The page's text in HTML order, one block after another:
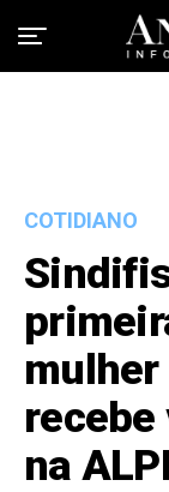
COTIDIANO
recebe
na